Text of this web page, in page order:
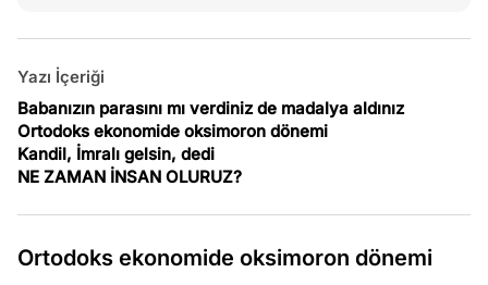
6, 2026
yasalar
stok
Yazı İçeriği
Babanızın parasını mı verdiniz de madalya aldınız
Ortodoks ekonomide oksimoron dönemi
Kandil, İmralı gelsin, dedi
NE ZAMAN İNSAN OLURUZ?
Ortodoks ekonomide oksimoron dönemi